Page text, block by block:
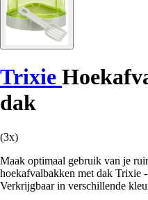
Trixie
dak
(3x)
Maak optimaal gebruik van je
hoekafvalbakken met dak Trixie
Verkrijgbaar in verschillende